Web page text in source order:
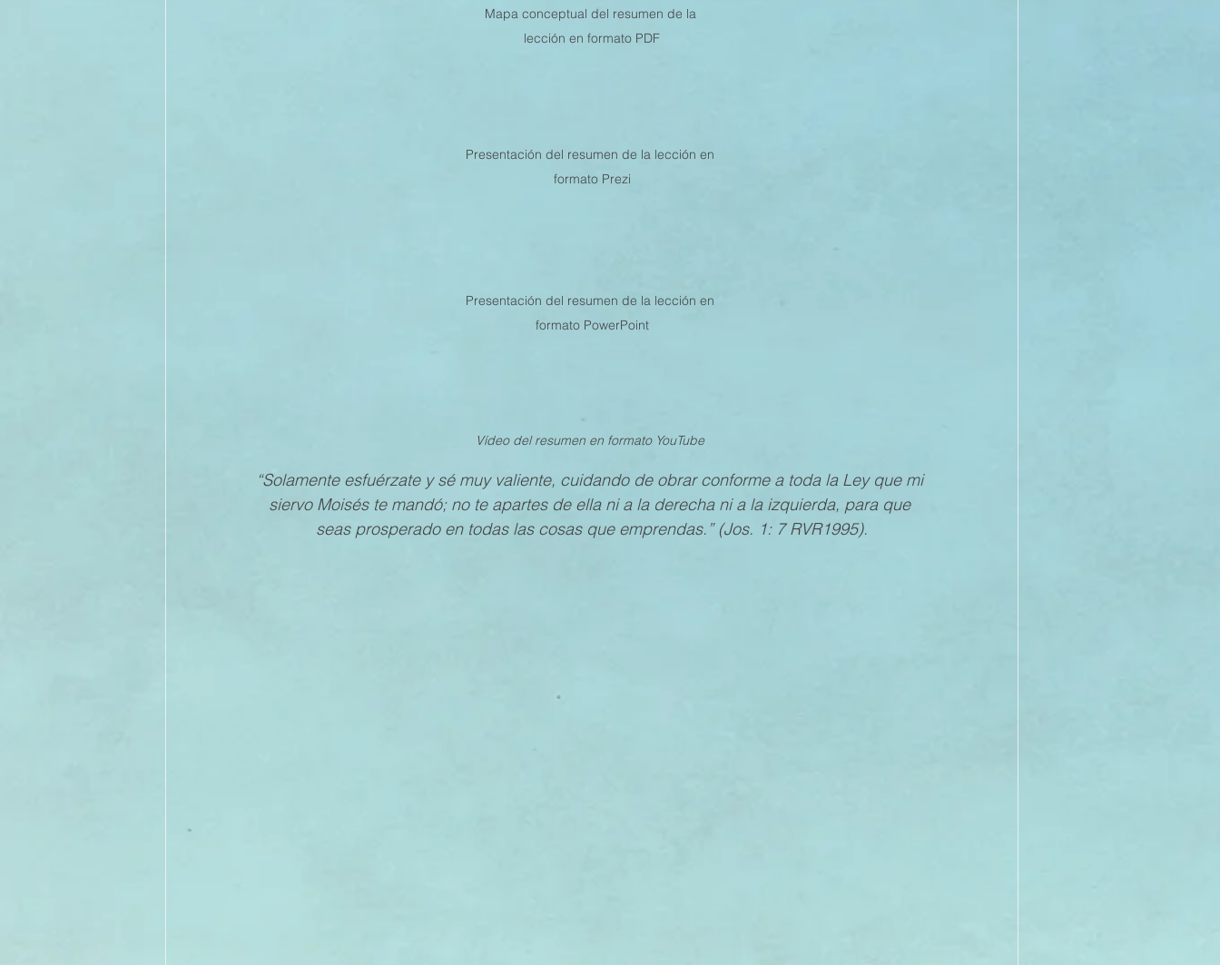
I TRIMESTRE 2022 IV TRIMESTRE 2021 III TRIMESTRE 2021
I TRIMESTRE 2020 IV TRIMESTRE 2019 III TRIMESTRE 2019
Mapa conceptual del resumen de la
lección en formato PDF
Presentación del resumen de la lección en
formato Prezi
Presentación del resumen de la lección en
formato PowerPoint
Vídeo del resumen en formato YouTube
“Solamente esfuérzate y sé muy valiente, cuidando de obrar conforme a toda la Ley que mi
siervo Moisés te mandó; no te apartes de ella ni a la derecha ni a la izquierda, para que
seas prosperado en todas las cosas que emprendas.” (Jos. 1: 7 RVR1995).